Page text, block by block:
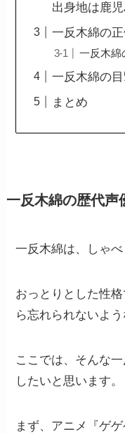
出身地は鹿
一反木綿の
一反木綿
一反木綿の
まとめ
一反木綿の歴代声
一反木綿は、しゃ
おっとりとした性
ら忘れられないよ
ここでは、そんな
したいと思います。
まず、アニメ『ゲ